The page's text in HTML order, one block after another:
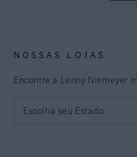
NOSSAS LOJAS
Encontre a Lenny Niemeyer
Escolha seu Estado